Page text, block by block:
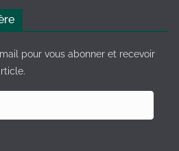
pour vous abonner et recevoir